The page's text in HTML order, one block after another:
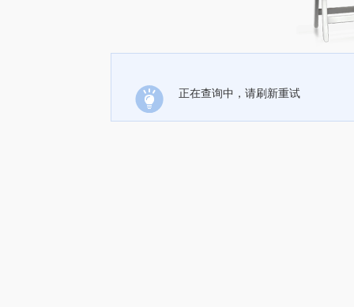
正在查询中，请刷新重试